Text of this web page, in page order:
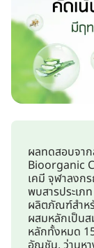
ผลทดสอบจา
Bioorganic
เคมี จุฬาลงก
พบสารประเภ
ผลิตภัณฑ์สำห
ผสมหลักเป็นส
หลักทั้งหมด